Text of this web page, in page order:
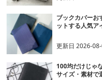
ブックカバーお
ットする人気ア
更新日2026-
100均だけじゃ
サイズ・素材で